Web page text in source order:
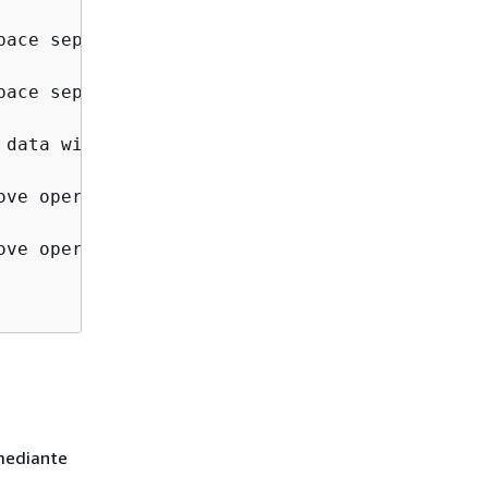
separated list of key attributes in
separated list of key attributes in
will be saved
operation for wrapping key
operation for payload key